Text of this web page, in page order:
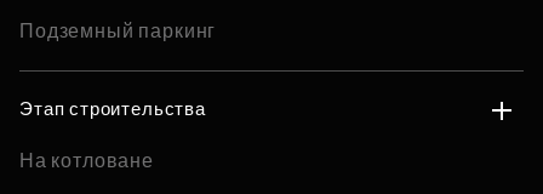
Подземный паркинг
Этап строительства
На котловане